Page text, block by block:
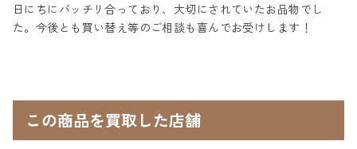
日にちにバッチリ合っており、大切にされていたお品物でし
た。今後とも買い替え等のご相談も喜んでお受けします！
この商品を買取した店舗